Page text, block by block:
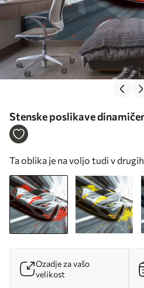
Stenske poslikave
digitalnem risarskem slogu
Ta oblika je na voljo tudi v
Ozadje za vašo
velikost